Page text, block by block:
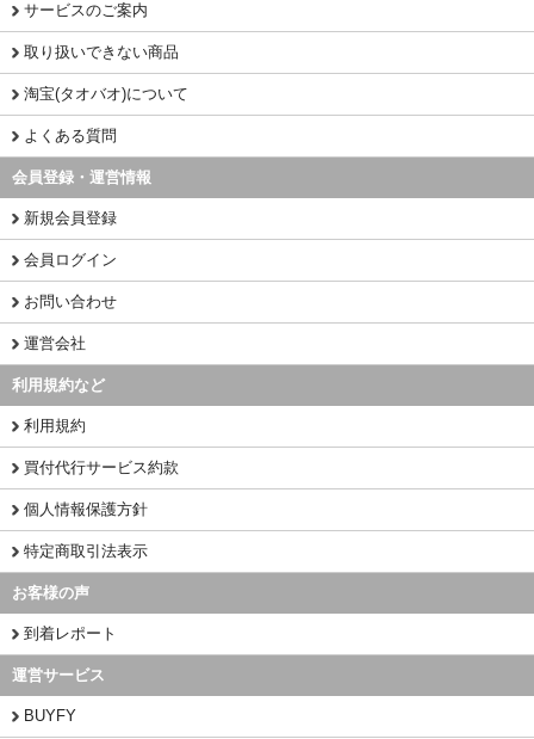
サービスのご案内
取り扱いできない商品
淘宝(タオバオ)について
よくある質問
会員登録・運営情報
新規会員登録
会員ログイン
お問い合わせ
運営会社
利用規約など
利用規約
買付代行サービス約款
個人情報保護方針
特定商取引法表示
お客様の声
到着レポート
運営サービス
BUYFY